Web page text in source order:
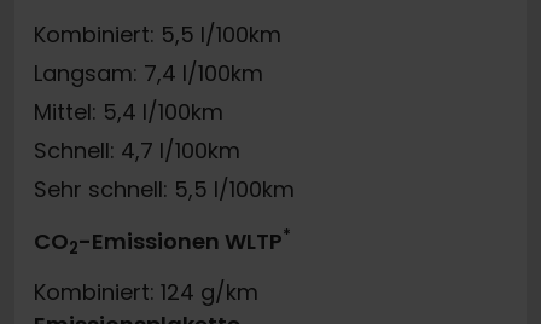
Kombiniert: 5,5 l/100km
Langsam: 7,4 l/100km
Mittel: 5,4 l/100km
Schnell: 4,7 l/100km
Sehr schnell: 5,5 l/100km
CO2-Emissionen WLTP*
Kombiniert: 124 g/km